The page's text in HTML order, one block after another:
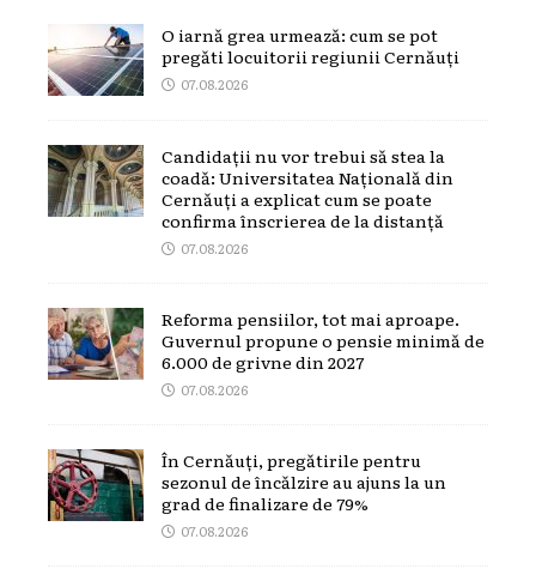
O iarnă grea urmează: cum se pot
pregăti locuitorii regiunii Cernăuți
07.08.2026
Candidații nu vor trebui să stea la
coadă: Universitatea Națională din
Cernăuți a explicat cum se poate
confirma înscrierea de la distanță
07.08.2026
Reforma pensiilor, tot mai aproape.
Guvernul propune o pensie minimă de
6.000 de grivne din 2027
07.08.2026
În Cernăuți, pregătirile pentru
sezonul de încălzire au ajuns la un
grad de finalizare de 79%
07.08.2026